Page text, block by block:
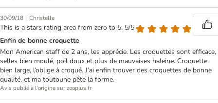
30/09/18 | Christelle
This is a stars rating area from zero to 5: 5/5
Enfin de bonne croquette
Mon American staff de 2 ans, les apprécie. Les croquettes sont efficace,
selles bien moulé, poil doux et plus de mauvaises haleine. Croquette
bien large, l’oblige à croqué. J’ai enfin trouver des croquettes de bonne
qualité, et ma toutoune pête la forme.
Avis publié à l'origine sur zooplus.fr